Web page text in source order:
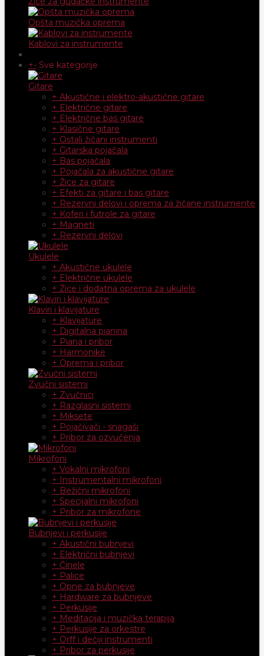
Opšta muzička oprema
Kablovi za instrumente
+- Sve kategorije
Gitare
+ Akustične i elektro-akustične gitare
+ Električne gitare
+ Električne bas gitare
+ Klasične gitare
+ Ostali žičani instrumenti
+ Gitarska pojačala
+ Bas pojačala
+ Pojačala za akustične gitare
+ Žice za gitare
+ Efekti za gitare i bas gitare
+ Rezervni delovi i oprema za žičane instrumente
+ Koferi i futrole za gitare
+ Magneti
+ Rezervni delovi
Ukulele
+ Akustične ukulele
+ Električne ukulele
+ Žice i dodatna oprema za ukulele
Klaviri i klavijature
+ Klavijature
+ Digitalna pianina
+ Piana i pribor
+ Harmonike
+ Oprema i pribor
Zvučni sistemi
+ Zvučnici
+ Razglasni sistemi
+ Miksete
+ Pojačivači - snagaši
+ Pribor za ozvučenja
Mikrofoni
+ Vokalni mikrofoni
+ Instrumentalni mikrofoni
+ Bežični mikrofoni
+ Specijalni mikrofoni
+ Pribor za mikrofone
Bubnjevi i perkusije
+ Akustični bubnjevi
+ Električni bubnjevi
+ Činele
+ Palice
+ Opne za bubnjeve
+ Hardware za bubnjeve
+ Perkusije
+ Meditacija i muzička terapija
+ Perkusije za orkestre
+ Orff i dečiji instrumenti
+ Pribor za perkusije